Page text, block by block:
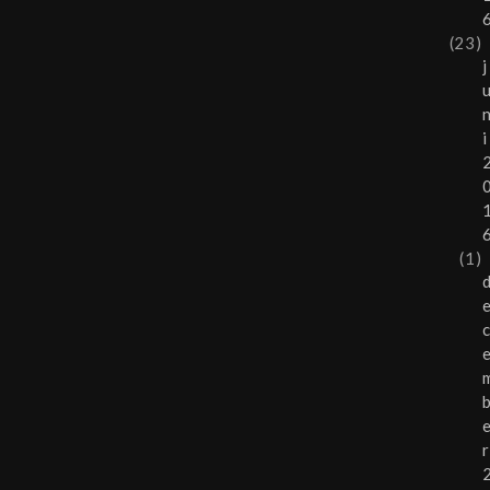
(23)
j
i
(1)
c
r